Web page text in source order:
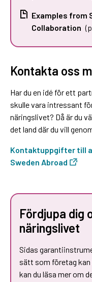
Examples from
Collaboration
Kontakta oss
Har du en idé för ett
skulle vara intressant
näringslivet? Då är du
det land där du vill
Kontaktuppgifter till
Sweden Abroad
Fördjupa dig
näringslivet
Sidas
sätt som företag
kan du läsa mer om